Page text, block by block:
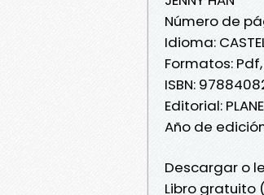
Número de
Idioma:
Formatos: Pdf,
ISBN:
Editorial:
Año de
Descargar o
Libro gratuito